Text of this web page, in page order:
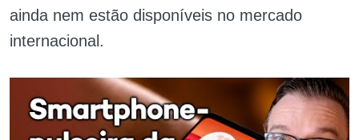
ainda nem estão disponíveis no mercado
internacional.